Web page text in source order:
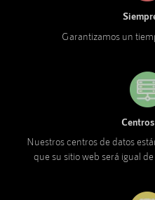
Garantizamos un
Nuestros centros de datos
que su sitio web será igual